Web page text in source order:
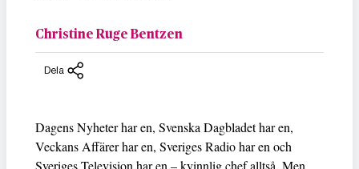
Christine Ruge Bentzen
Dela
Dagens Nyheter har en, Svenska Dagbladet har en,
Veckans Affärer har en, Sveriges Radio har en och